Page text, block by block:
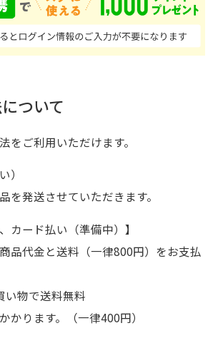
ついて
をご利用いただけます。
）
を発送させていただきます。
ード払い（準備中）】
品代金と送料（一律800円）をお支払
い物で送料無料
かります。（一律400円）